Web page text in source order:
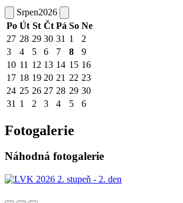
Srpen2026
Po Út St Čt Pá So Ne
27 28 29 30 31 1
2
3
4 5 6 7 8
9
10 11 12 13 14 15 16
17 18 19 20 21 22 23
24 25 26 27 28 29 30
31 1 2 3 4 5 6
Fotogalerie
Náhodná fotogalerie